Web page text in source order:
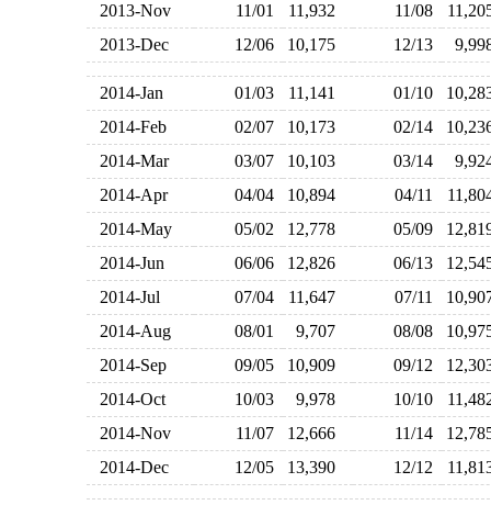
2013-Nov
11/01 11,932 11/08
2013-Dec
12/06 10,175 12/13
2014-Jan 01/03 11,141 01/10
2014-Feb
02/07 10,173 02/14
2014-Mar
03/07 10,103 03/14
2014-Apr
04/04 10,894 04/11
2014-May
05/02 12,778 05/09
2014-Jun
06/06 12,826 06/13
2014-Jul
07/04 11,647 07/11
2014-Aug
08/01 9,707 08/08
2014-Sep
09/05 10,909 09/12
2014-Oct
10/03 9,978 10/10
2014-Nov
11/07 12,666 11/14
2014-Dec
12/05 13,390 12/12